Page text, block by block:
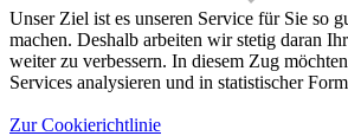
Unser Ziel ist es unseren Service für Sie so
machen. Deshalb arbeiten wir stetig daran
weiter zu verbessern. In diesem Zug
Services analysieren und in statistischer
Zur Cookierichtlinie